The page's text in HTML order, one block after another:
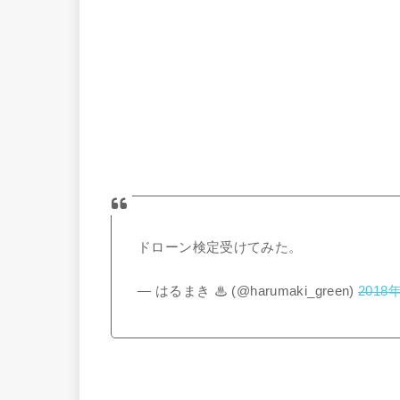
ドローン検定受けてみた。
— はるまき ♨ (@harumaki_green)2018